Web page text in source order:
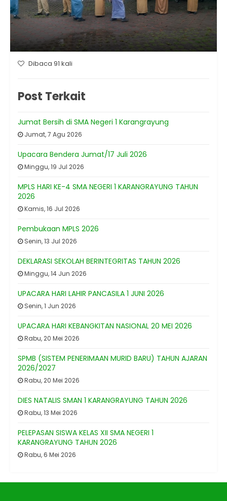
Dibaca 91 kali
Post Terkait
Jumat Bersih di SMA Negeri 1 Karangrayung
Jumat, 7 Agu 2026
Upacara Bendera Jumat/17 Juli 2026
Minggu, 19 Jul 2026
MPLS HARI KE-4 SMA NEGERI 1 KARANGRAYUNG TAHUN
2026
Kamis, 16 Jul 2026
Pembukaan MPLS 2026
Senin, 13 Jul 2026
DEKLARASI SEKOLAH BERINTEGRITAS TAHUN 2026
Minggu, 14 Jun 2026
UPACARA HARI LAHIR PANCASILA 1 JUNI 2026
Senin, 1 Jun 2026
UPACARA HARI KEBANGKITAN NASIONAL 20 MEI 2026
Rabu, 20 Mei 2026
SPMB (SISTEM PENERIMAAN MURID BARU) TAHUN AJARAN
2026/2027
Rabu, 20 Mei 2026
DIES NATALIS SMAN 1 KARANGRAYUNG TAHUN 2026
Rabu, 13 Mei 2026
PELEPASAN SISWA KELAS XII SMA NEGERI 1
KARANGRAYUNG TAHUN 2026
Rabu, 6 Mei 2026